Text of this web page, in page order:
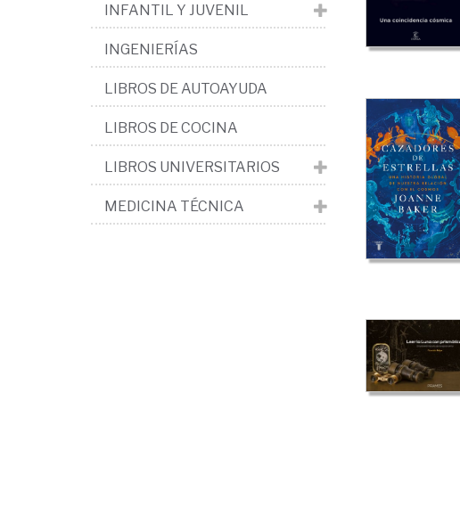
INFANTIL Y JUVENIL
INGENIERÍAS
LIBROS DE AUTOAYUDA
LIBROS DE COCINA
LIBROS UNIVERSITARIOS
MEDICINA TÉCNICA